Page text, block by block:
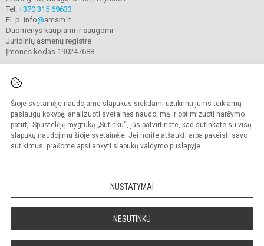
Šioje svetainėje naudojame slapukus siekdami užtikrinti jums teikiamų
paslaugų kokybę, analizuoti svetainės naudojimą ir optimizuoti naršymo
patirtį. Spustelėję mygtuką „Sutinku“, jūs patvirtinate, kad sutinkate su visų
slapukų naudojimu šioje svetainėje. Jei norite atšaukti arba pakeisti savo
sutikimus, prašome apsilankyti slapukų valdymo puslapyje.
NUSTATYMAI
NESUTINKU
Tel. +370 315 69633
El. p. info@amsm.lt
Duomenys kaupiami ir saugomi
Juridinių asmenų registre
Įmonės kodas 190247688
© 2020. Alytaus r. meno ir sporto mokykla. Visos teisės saugomos.
Kopijuoti turinį be raštiško mokyklos sutikimo griežtai draudžiama.
Prieinamumo paraiška Slapukų valdymas
Sumanus būdas atnaujinti